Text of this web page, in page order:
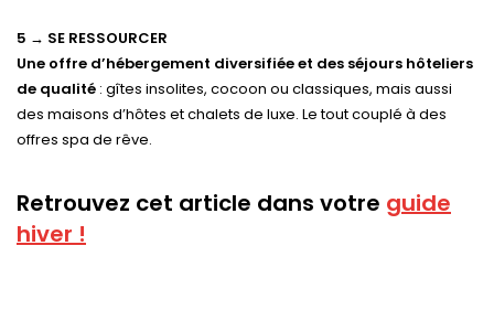
5 → SE RESSOURCER
Une offre d’hébergement diversifiée et des séjours hôteliers
de qualité : gîtes insolites, cocoon ou classiques, mais aussi
des maisons d’hôtes et chalets de luxe. Le tout couplé à des
offres spa de rêve.
Retrouvez cet article dans votre guide
hiver !